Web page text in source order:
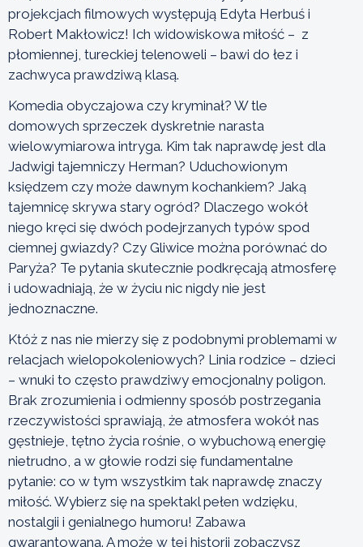
projekcjach filmowych występują Edyta Herbuś i
Robert Makłowicz! Ich widowiskowa miłość – z
płomiennej, tureckiej telenoweli – bawi do łez i
zachwyca prawdziwą klasą.
Komedia obyczajowa czy kryminał? W tle
domowych sprzeczek dyskretnie narasta
wielowymiarowa intryga. Kim tak naprawdę jest dla
Jadwigi tajemniczy Herman? Uduchowionym
księdzem czy może dawnym kochankiem? Jaką
tajemnicę skrywa stary ogród? Dlaczego wokół
niego kręci się dwóch podejrzanych typów spod
ciemnej gwiazdy? Czy Gliwice można porównać do
Paryża? Te pytania skutecznie podkręcają atmosferę
i udowadniają, że w życiu nic nigdy nie jest
jednoznaczne.
Któż z nas nie mierzy się z podobnymi problemami w
relacjach wielopokoleniowych? Linia rodzice – dzieci
– wnuki to często prawdziwy emocjonalny poligon.
Brak zrozumienia i odmienny sposób postrzegania
rzeczywistości sprawiają, że atmosfera wokół nas
gęstnieje, tętno życia rośnie, o wybuchową energię
nietrudno, a w głowie rodzi się fundamentalne
pytanie: co w tym wszystkim tak naprawdę znaczy
miłość. Wybierz się na spektakl pełen wdzięku,
nostalgii i genialnego humoru! Zabawa
gwarantowana. A może w tej historii zobaczysz